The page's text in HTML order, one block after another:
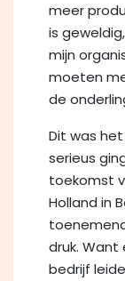
meer
is
mijn
moeten
de
Dit was
serieus
toekomst
Holland in
druk.
bedrijf